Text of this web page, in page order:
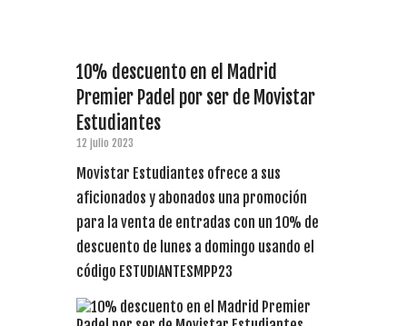
10% descuento en el Madrid
Premier Padel por ser de Movistar
Estudiantes
12 julio 2023
Movistar Estudiantes ofrece a sus
aficionados y abonados una promoción
para la venta de entradas con un 10% de
descuento de lunes a domingo usando el
código ESTUDIANTESMPP23